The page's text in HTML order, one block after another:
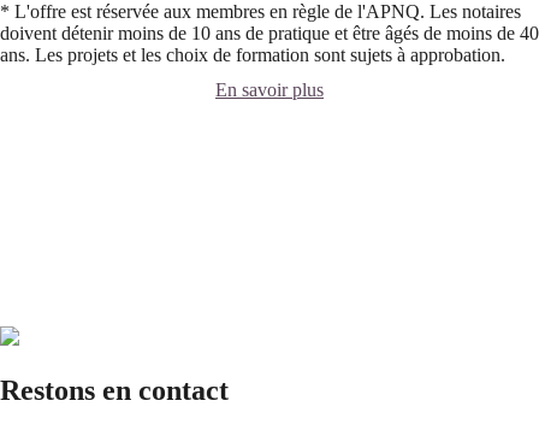
* L'offre est réservée aux membres en règle de l'APNQ. Les notaires
doivent détenir moins de 10 ans de pratique et être âgés de moins de 40
ans. Les projets et les choix de formation sont sujets à approbation.
En savoir plus
Restons en contact